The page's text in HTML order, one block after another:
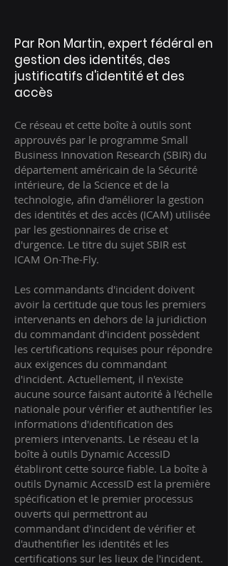
Par Ron Martin, expert fédéral en
gestion des identités, des
justificatifs d'identité et des
accès
Ce réseau et cette boîte à outils sont
approuvés par le programme Small
Business Innovation Research (SBIR) du
département américain de la Sécurité
intérieure, de la Science et de la
technologie, afin d'améliorer la gestion
des identités et des accès (ICAM) utilisée
par les gestionnaires de crise et
d'urgence. Le titre du sujet SBIR est
ICAM On-The-Fly.
Les commandants d'incident doivent
avoir la certitude que tous les premiers
intervenants en dehors de la juridiction
du commandant d'incident possèdent
les certifications requises pour répondre
aux exigences du commandant
d'incident. Actuellement, il n'existe
aucune source faisant autorité à l'échelle
nationale pour vérifier et authentifier les
informations d'identification des
premiers intervenants. Le réseau et la
boîte à outils Dynamic AccessID
établiront cette source fiable. La boîte à
outils Dynamic AccessID est la première
spécification et le premier processus
ouverts qui permettront au
commandant d'incident de vérifier et
d'authentifier les identités et les
certifications sur les lieux de l'incident.